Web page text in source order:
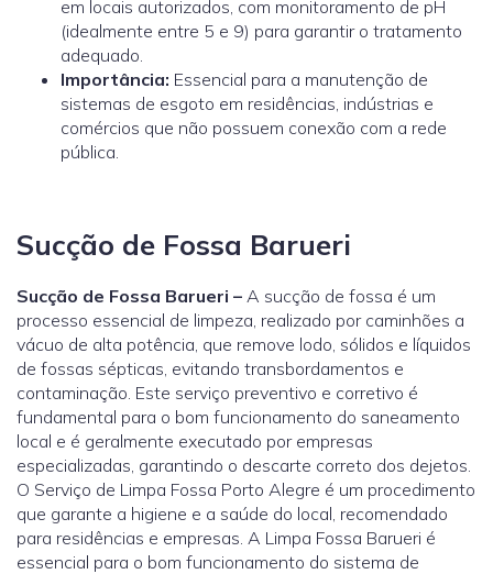
em locais autorizados, com monitoramento de pH
(idealmente entre 5 e 9) para garantir o tratamento
adequado.
Importância: Essencial para a manutenção de
sistemas de esgoto em residências, indústrias e
comércios que não possuem conexão com a rede
pública.
Sucção de Fossa Barueri
Sucção de Fossa Barueri – A sucção de fossa é um
processo essencial de limpeza, realizado por caminhões a
vácuo de alta potência, que remove lodo, sólidos e líquidos
de fossas sépticas, evitando transbordamentos e
contaminação. Este serviço preventivo e corretivo é
fundamental para o bom funcionamento do saneamento
local e é geralmente executado por empresas
especializadas, garantindo o descarte correto dos dejetos.
O Serviço de Limpa Fossa Porto Alegre é um procedimento
que garante a higiene e a saúde do local, recomendado
para residências e empresas. A Limpa Fossa Barueri é
essencial para o bom funcionamento do sistema de